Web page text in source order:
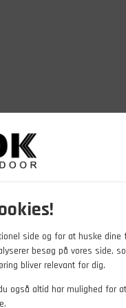
side og for at huske dine
besøg på vores side,
bliver relevant for dig.
også altid har mulighed for
DKK